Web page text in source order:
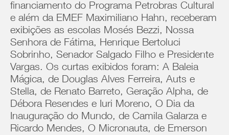
financiamento do Programa Petrobras Cultural
e além da EMEF Maximiliano Hahn, receberam
exibições as escolas Mosés Bezzi, Nossa
Senhora de Fátima, Henrique Bertoluci
Sobrinho, Senador Salgado Filho e Presidente
Vargas. Os curtas exibidos foram: A Baleia
Mágica, de Douglas Alves Ferreira, Auts e
Stella, de Renato Barreto, Geração Alpha, de
Débora Resendes e Iuri Moreno, O Dia da
Inauguração do Mundo, de Camila Galarza e
Ricardo Mendes, O Micronauta, de Emerson